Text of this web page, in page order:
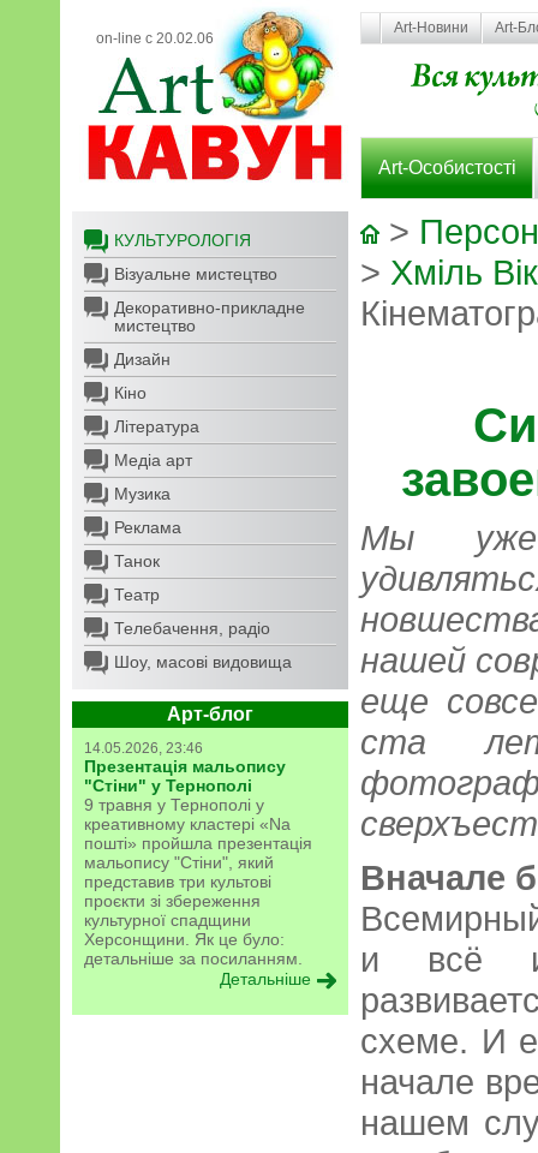
on-line с 20.02.06
Art-Новини Art-
Art-Особистості
КУЛЬТУРОЛОГІЯ
Візуальне мистецтво
Декоративно-прикладне
мистецтво
Дизайн
Кіно
Література
Медіа арт
Музика
Реклама
Танок
Театр
Телебачення, радіо
Шоу, масові видовища
Арт-блог
14.05.2026, 23:46
Презентація мальопису
"Стіни" у Тернополі
9 травня у Тернополі у
креативному кластері «Na
пошті» пройшла презентація
мальопису "Стіни", який
представив три культові
проєкти зі збереження
культурної спадщини
Херсонщини. Як це було:
детальніше за посиланням.
Детальніше
>
> Хміль
Мы уже
нашей
еще
ста
Вначале
и всё
схеме. И
начале
нашем